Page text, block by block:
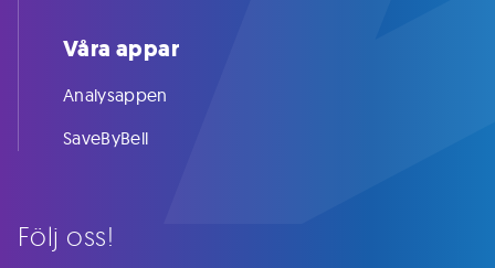
Följ oss!
Våra appar
Analysappen
SaveByBell